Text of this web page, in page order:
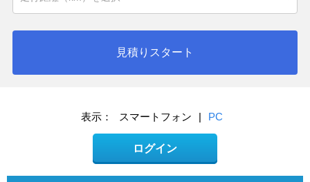
見積りスタート
表示： スマートフォン | PC
ログイン